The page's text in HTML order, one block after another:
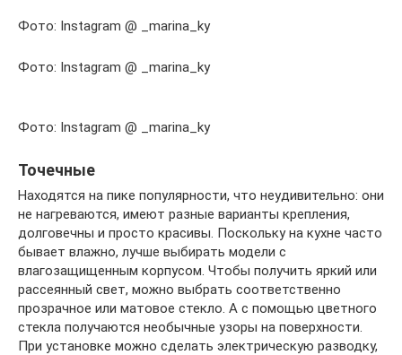
Фото: Instagram @ _marina_ky
Фото: Instagram @ _marina_ky
Фото: Instagram @ _marina_ky
Точечные
Находятся на пике популярности, что неудивительно: они
не нагреваются, имеют разные варианты крепления,
долговечны и просто красивы. Поскольку на кухне часто
бывает влажно, лучше выбирать модели с
влагозащищенным корпусом. Чтобы получить яркий или
рассеянный свет, можно выбрать соответственно
прозрачное или матовое стекло. А с помощью цветного
стекла получаются необычные узоры на поверхности.
При установке можно сделать электрическую разводку,